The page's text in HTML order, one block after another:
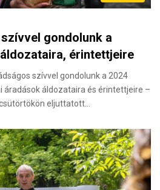
gondolunk a
érintettjeire
szívvel gondolunk a 2024
áradások áldozataira és érintettjeire –
eljuttatott…